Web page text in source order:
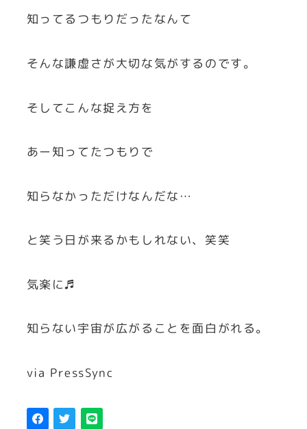
知ってるつもりだったなんて
そんな謙虚さが大切な気がするのです。
そしてこんな捉え方を
あー知ってたつもりで
知らなかっただけなんだな…
と笑う日が来るかもしれない、笑笑
気楽に♬
知らない宇宙が広がることを面白がれる。
via PressSync